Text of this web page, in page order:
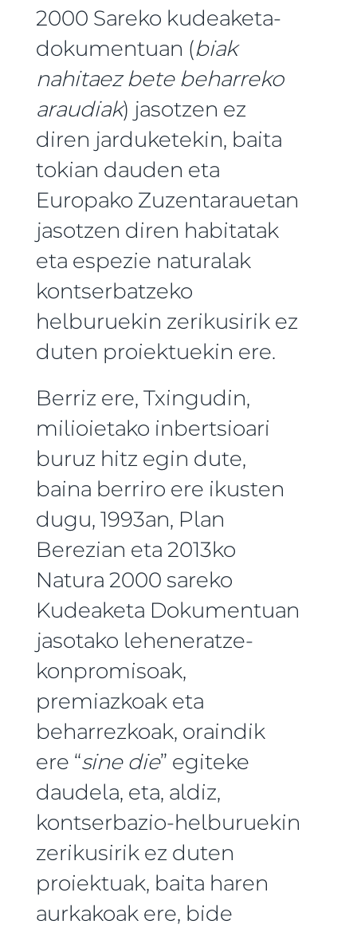
2000 Sareko kudeaketa-
dokumentuan (biak
nahitaez bete beharreko
araudiak) jasotzen ez
diren jarduketekin, baita
tokian dauden eta
Europako Zuzentarauetan
jasotzen diren habitatak
eta espezie naturalak
kontserbatzeko
helburuekin zerikusirik ez
duten proiektuekin ere.
Berriz ere, Txingudin,
milioietako inbertsioari
buruz hitz egin dute,
baina berriro ere ikusten
dugu, 1993an, Plan
Berezian eta 2013ko
Natura 2000 sareko
Kudeaketa Dokumentuan
jasotako leheneratze-
konpromisoak,
premiazkoak eta
beharrezkoak, oraindik
ere “sine die” egiteke
daudela, eta, aldiz,
kontserbazio-helburuekin
zerikusirik ez duten
proiektuak, baita haren
aurkakoak ere, bide